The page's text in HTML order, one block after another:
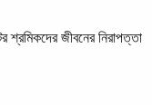
জীবনের নিরাপত্তা